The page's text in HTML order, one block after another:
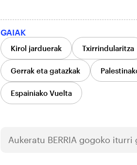
GAIAK
Kirol jarduerak Txirrindularitza
Gerrak eta gatazkak
Espainiako Vuelta
Aukeratu BERRIA gogoko iturri